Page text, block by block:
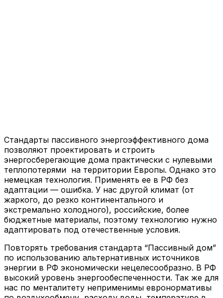
Стандарты пассивного энергоэффективного дома
позволяют проектировать и строить
энергосберегающие дома практически с нулевыми
теплопотерями на территории Европы. Однако это
немецкая технология. Применять ее в РФ без
адаптации — ошибка. У нас другой климат (от
жаркого, до резко континентального и
экстремально холодного), российские, более
бюджетные материалы, поэтому технологию нужно
адаптировать под отечественные условия.
Повторять требования стандарта “Пассивный дом”
по использованию альтернативных источников
энергии в РФ экономически нецелесообразно. В РФ
высокий уровень энергообеспеченности. Так же для
нас по менталитету неприменимы евронормативы